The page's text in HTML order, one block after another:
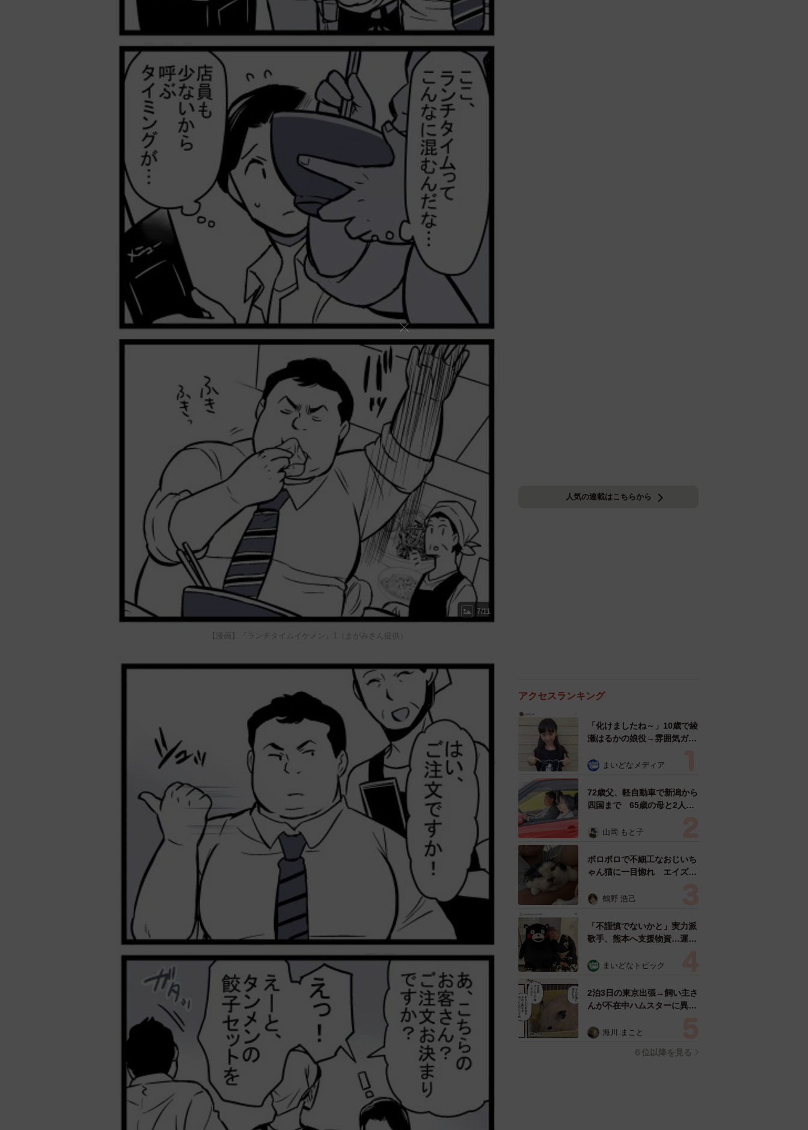
7/11
【漫画】『ランチタイムイケメン』1（まがみさん提供）
人気の連載はこちらから
アクセスランキング
「化けましたね～」10歳で綾
瀬はるかの娘役→雰囲気ガラ
雰囲気が」「宝塚に入れそ
まいどなメディア
72歳父、軽自動車で新潟から
四国まで 65歳の母と2人で
憩まで分刻み… 「大学生で
山岡 もと子
ボロボロで不細工なおじいち
ゃん猫に一目惚れ エイズだ
暮らすと「おじ猫」だって可
鶴野 浩己
「不謹慎でないかと」実力派
歌手、熊本へ支援物資…運搬
めらい 「痛いほど伝わる」
まいどなトピック
2泊3日の東京出張→飼い主さ
んが不在中ハムスターに異
「急に老けた？」【漫画】
海川 まこと
６位以降を見る